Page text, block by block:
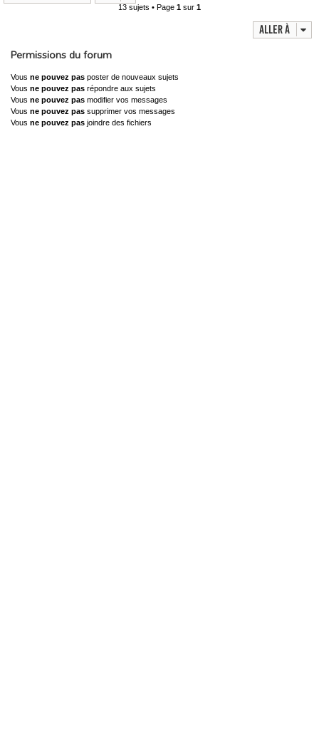
13 sujets • Page 1 sur 1
Aller à
Permissions du forum
Vous ne pouvez pas poster de nouveaux sujets
Vous ne pouvez pas répondre aux sujets
Vous ne pouvez pas modifier vos messages
Vous ne pouvez pas supprimer vos messages
Vous ne pouvez pas joindre des fichiers